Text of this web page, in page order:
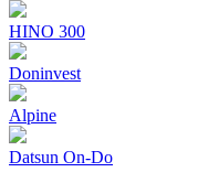
HINO 300
Doninvest
Alpine
Datsun On-Do